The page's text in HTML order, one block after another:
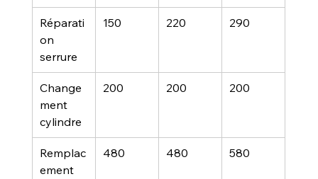
Réparati
on
serrure
150 220 290
Change
ment
cylindre
200 200 200
Remplac
ement
480 480 580